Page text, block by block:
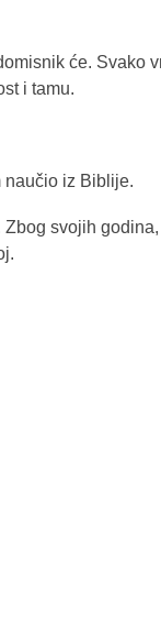
će. Svako
i tamu.
naučio iz Biblije.
svojih